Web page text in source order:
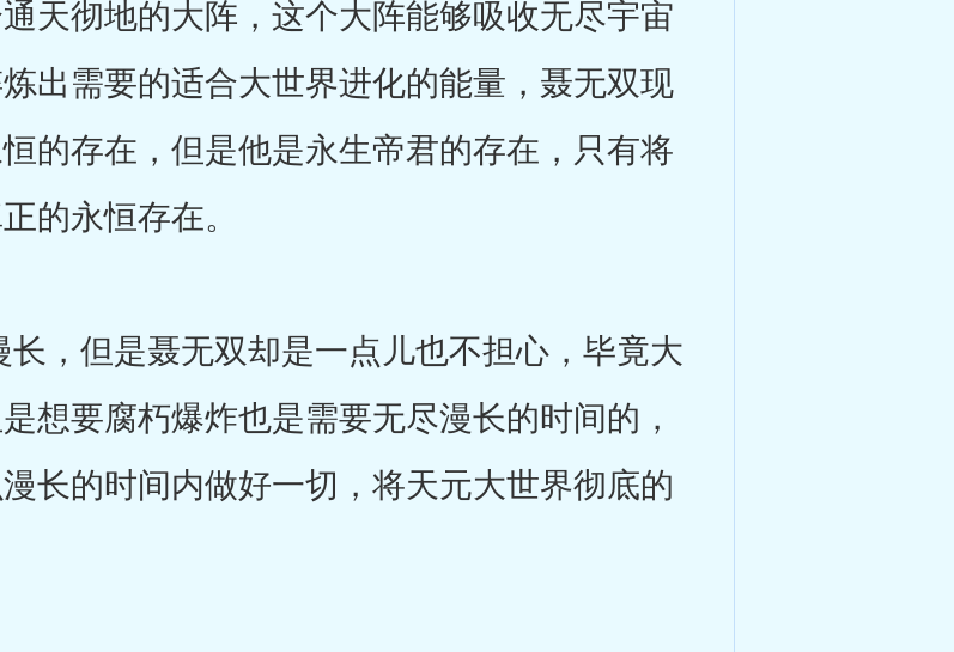
天彻地的大阵，这个大阵能够吸收无尽宇宙
出需要的适合大世界进化的能量，聂无双现
的存在，但是他是永生帝君的存在，只有将
的永恒存在。
但是聂无双却是一点儿也不担心，毕竟大
想要腐朽爆炸也是需要无尽漫长的时间的，
长的时间内做好一切，将天元大世界彻底的